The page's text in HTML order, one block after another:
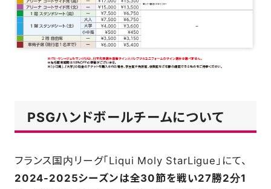
PSGハンドボールチームについて
フランス国内リーグ「Liqui Moly StarLigue」にて、
2024-2025シーズンは全30節を戦い27勝2分1